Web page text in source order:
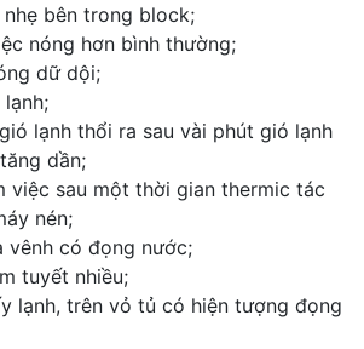
bên trong block;
nóng hơn bình thường;
dữ dội;
lạnh;
lạnh thổi ra sau vài phút gió lạnh
dần;
việc sau một thời gian thermic tác
nén;
vênh có đọng nước;
tuyết nhiều;
lạnh, trên vỏ tủ có hiện tượng đọng